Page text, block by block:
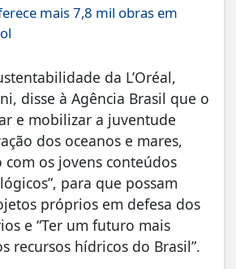
mais 7,8 mil obras em
da L’Oréal,
disse à Agência Brasil que o
e mobilizar a juventude
dos oceanos e mares,
os jovens conteúdos
para que possam
próprios em defesa dos
e “Ter um futuro mais
recursos hídricos do Brasil”.